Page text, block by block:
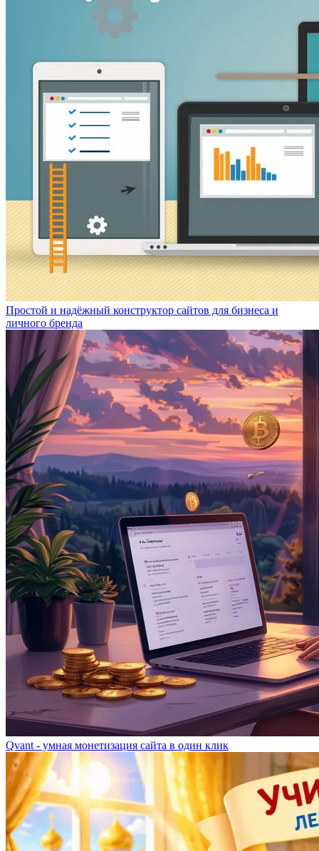
Простой и надёжный конструктор сайтов для бизнеса и
личного бренда
Qvant - умная монетизация сайта в один клик